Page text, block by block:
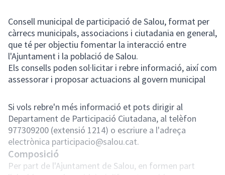
Consell municipal de participació de Salou, format per
càrrecs municipals, associacions i ciutadania en general,
que té per objectiu fomentar la interacció entre
l'Ajuntament i la població de Salou.
Els consells poden sol·licitar i rebre informació, així com
assessorar i proposar actuacions al govern municipal
Si vols rebre'n més informació et pots dirigir al
Departament de Participació Ciutadana, al telèfon
977309200 (extensió 1214) o escriure a l'adreça
electrònica participacio@salou.cat.
Composició
Per part de l'Ajuntament de Salou, en formen part